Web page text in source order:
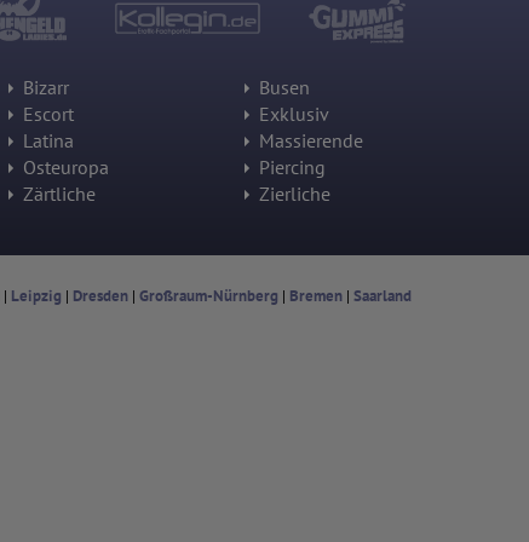
Bizarr
Busen
Escort
Exklusiv
Latina
Massierende
Osteuropa
Piercing
Zärtliche Zierliche
| Leipzig | Dresden| Großraum-Nürnberg | Bremen| Saarland